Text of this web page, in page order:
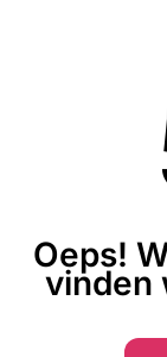
Oeps!
vinden